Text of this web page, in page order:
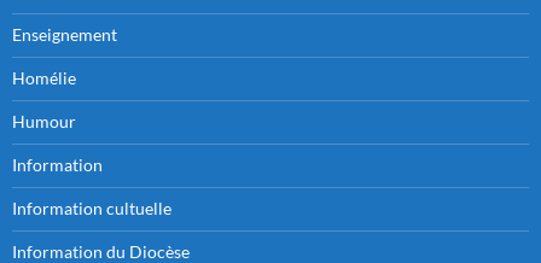
Enseignement
Homélie
Humour
Information
Information cultuelle
Information du Diocèse